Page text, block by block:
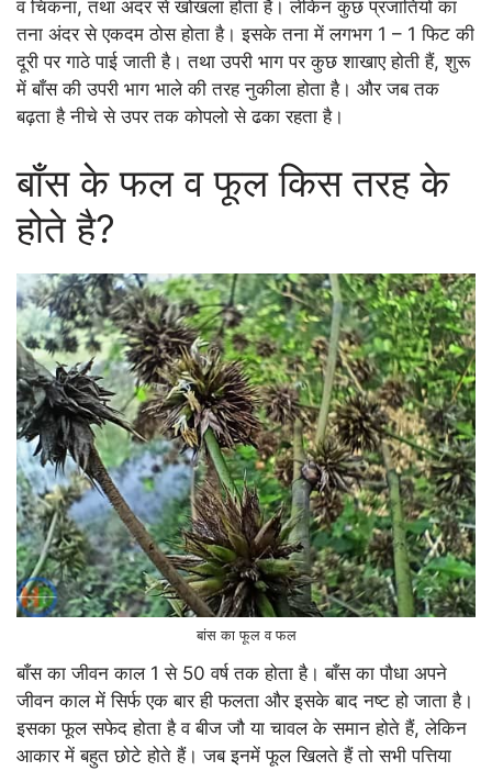
व चिकना, तथा अंदर से खोखला होता है। लेकिन कुछ प्रजातियो का
तना अंदर से एकदम ठोस होता है। इसके तना में लगभग 1 – 1 फिट की
दूरी पर गाठे पाई जाती है। तथा उपरी भाग पर कुछ शाखाए होती हैं, शुरू
में बाँस की उपरी भाग भाले की तरह नुकीला होता है। और जब तक
बढ़ता है नीचे से उपर तक कोपलो से ढका रहता है।
बाँस के फल व फूल किस तरह के
होते है?
बांस का फूल व फल
बाँस का जीवन काल 1 से 50 वर्ष तक होता है। बाँस का पौधा अपने
जीवन काल में सिर्फ एक बार ही फलता और इसके बाद नष्ट हो जाता है।
इसका फूल सफेद होता है व बीज जौ या चावल के समान होते हैं, लेकिन
आकार में बहुत छोटे होते हैं। जब इनमें फूल खिलते हैं तो सभी पत्तिया